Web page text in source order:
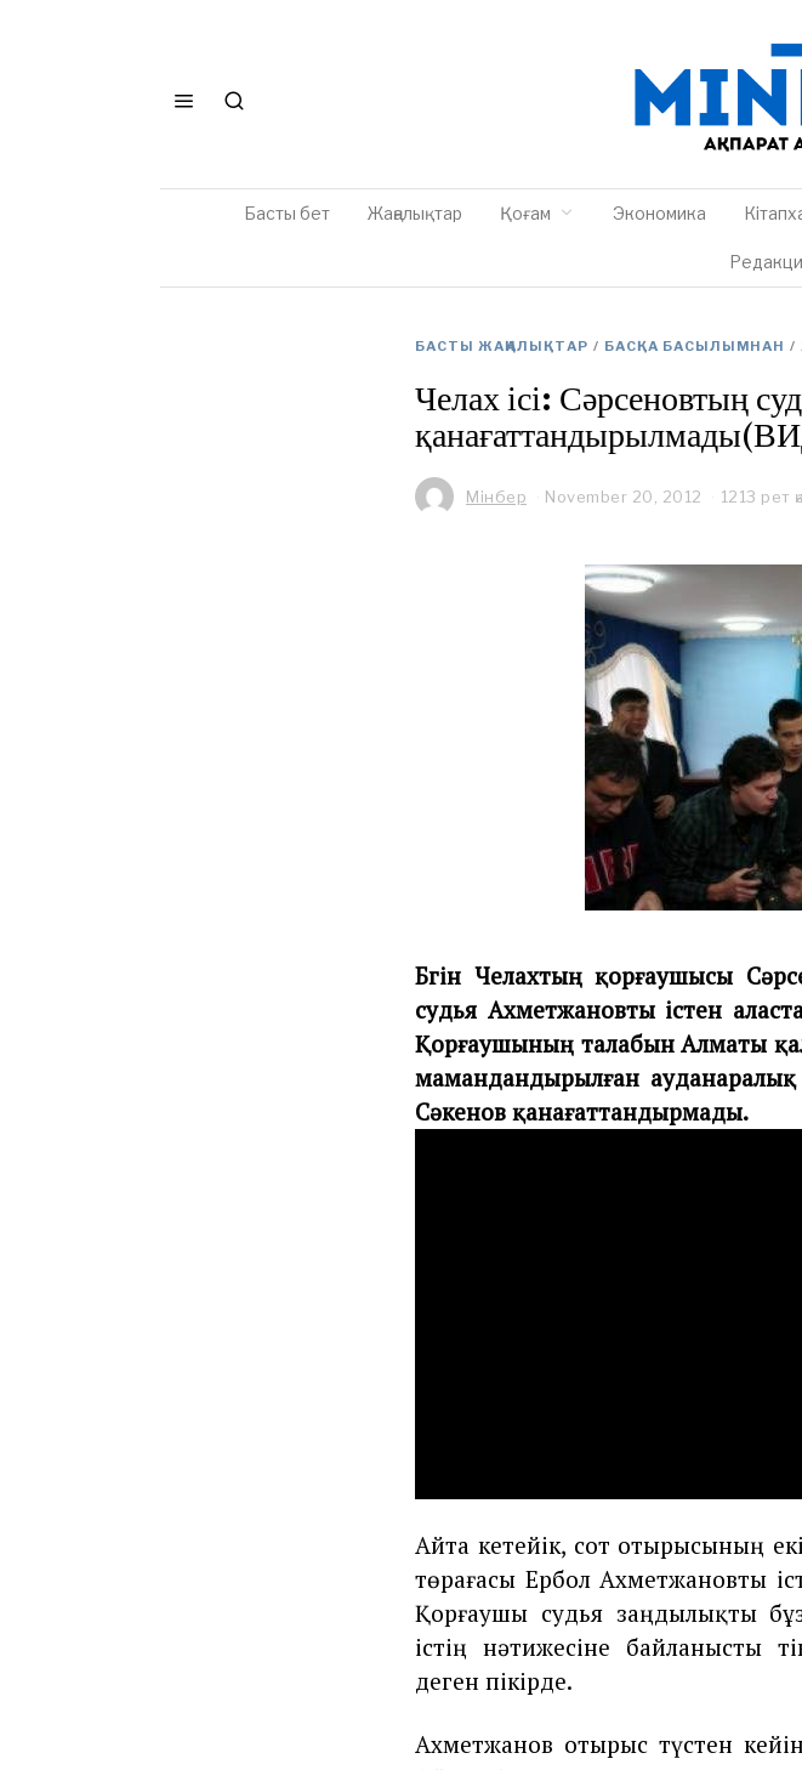
Басты бет Жаңалықтар Қоғам Экономика
БАСТЫ ЖАҢАЛЫҚТАР / БАСҚА БАСЫЛЫМНАН /
Челах ісі: Сәрсеновтың
Мінбер November 20, 2012
e
e
1
2
1213 рет
Бүгін Челахтың қорғаушысы
судья Ахметжановты істен
Қорғаушының талабын Алматы
мамандандырылған
Сәкенов қанағаттандырмады.
Айта кетейік, сот отырысының
төрағасы Ербол Ахметжановты
Қорғаушы судья заңдылықты
істің нәтижесіне байланысты
деген пікірде.
Ахметжанов отырыс түстен